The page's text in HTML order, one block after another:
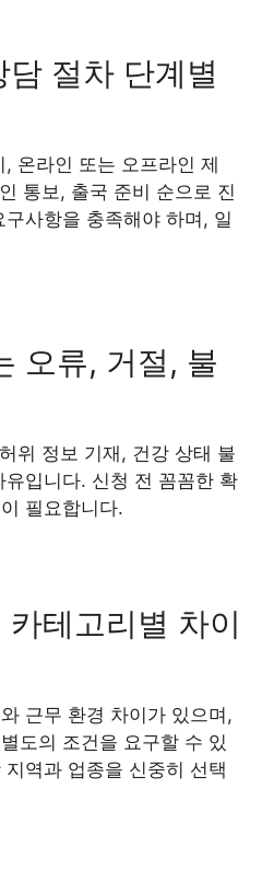
절차 단계별
온라인 또는 오프라인 제
통보, 출국 준비 순으로 진
사항을 충족해야 하며, 일
오류, 거절, 불
위 정보 기재, 건강 상태 불
입니다. 신청 전 꼼꼼한 확
필요합니다.
테고리별 차이
근무 환경 차이가 있으며,
도의 조건을 요구할 수 있
역과 업종을 신중히 선택